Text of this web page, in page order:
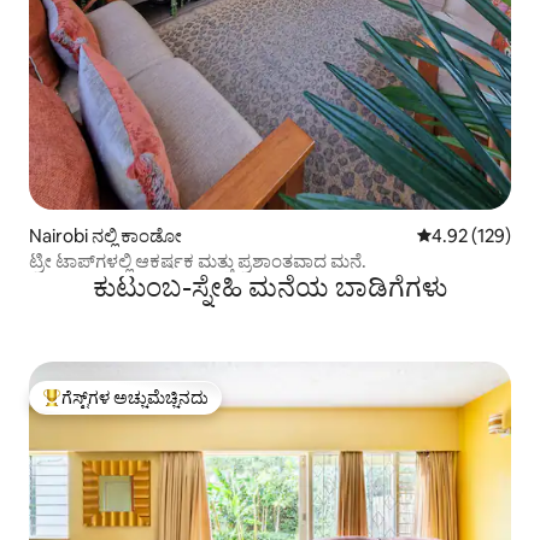
Nairobi ನಲ್ಲಿ ಕಾಂಡೋ 5 ರಲ್ಲಿ 4.92
4.92 (129)
ಟ್ರೀ ಟಾಪ್‌ಗಳಲ್ಲಿ ಆಕರ್ಷಕ ಮತ್ತು ಪ್ರಶಾಂತವಾದ ಮನೆ.
ಕುಟುಂಬ-ಸ್ನೇಹಿ ಮನೆಯ ಬಾಡಿಗೆಗಳು
ಗೆಸ್ಟ್‌ಗಳಿಗೆ ಅತಿ ಹೆಚ್ಚು ಅಚ್ಚುಮೆಚ್ಚಿನದು
ಗೆಸ್ಟ್‌ಗಳ ಅಚ್ಚುಮೆಚ್ಚಿನದು